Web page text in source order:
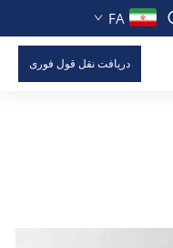
FA
دریافت نقل قول فوری